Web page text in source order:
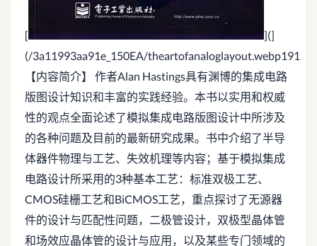
[
](]
(/3a11993aa91e_150EA/theartofanaloglayout.webp191
【内容简介】 作者Alan Hastings具有渊博的集成电路
版图设计知识和丰富的实践经验。本书以实用和权威
性的观点全面论述了模拟集成电路版图设计中所涉及
的各种问题及目前的最新研究成果。书中介绍了半导
体器件物理与工艺、失效机理等内容；基于模拟集成
电路设计所采用的3种基本工艺：标准双极工艺、
CMOS硅栅工艺和BiCMOS工艺，重点探讨了无源器
件的设计与匹配性问题，二极管设计，双极型晶体管
和场效应晶体管的设计与应用，以及某些专门领域的